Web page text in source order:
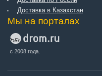
Доставка в Казахстан
Мы на порталах
с 2008 года.